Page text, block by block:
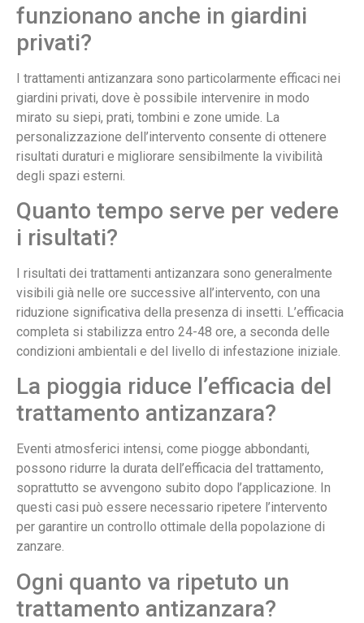
funzionano anche in giardini
privati?
I trattamenti antizanzara sono particolarmente efficaci nei
giardini privati, dove è possibile intervenire in modo
mirato su siepi, prati, tombini e zone umide. La
personalizzazione dell’intervento consente di ottenere
risultati duraturi e migliorare sensibilmente la vivibilità
degli spazi esterni.
Quanto tempo serve per vedere
i risultati?
I risultati dei trattamenti antizanzara sono generalmente
visibili già nelle ore successive all’intervento, con una
riduzione significativa della presenza di insetti. L’efficacia
completa si stabilizza entro 24-48 ore, a seconda delle
condizioni ambientali e del livello di infestazione iniziale.
La pioggia riduce l’efficacia del
trattamento antizanzara?
Eventi atmosferici intensi, come piogge abbondanti,
possono ridurre la durata dell’efficacia del trattamento,
soprattutto se avvengono subito dopo l’applicazione. In
questi casi può essere necessario ripetere l’intervento
per garantire un controllo ottimale della popolazione di
zanzare.
Ogni quanto va ripetuto un
trattamento antizanzara?